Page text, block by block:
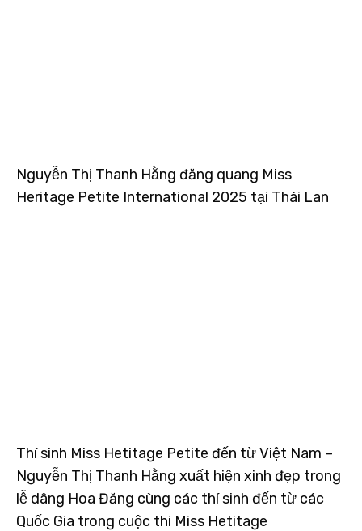
Nguyễn Thị Thanh Hằng đăng quang Miss
Heritage Petite International 2025 tại Thái Lan
Thí sinh Miss Hetitage Petite đến từ Việt Nam –
Nguyễn Thị Thanh Hằng xuất hiện xinh đẹp trong
lễ dâng Hoa Đăng cùng các thí sinh đến từ các
Quốc Gia trong cuộc thi Miss Hetitage